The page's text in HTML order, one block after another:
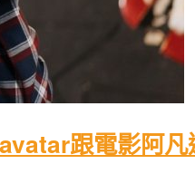
跟電影阿凡